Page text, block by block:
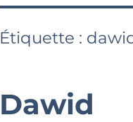
Étiquette :
Dawid